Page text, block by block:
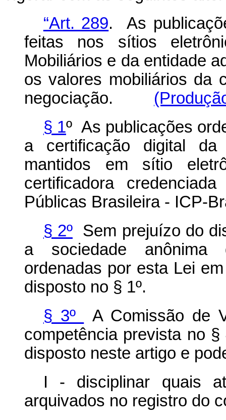
“Art. 289. As
feitas nos sítios
Mobiliários e da entidade
os valores mobiliários da
negociação.
§ 1º As publicações
a certificação digital da
mantidos em sítio
certificadora
Públicas Brasileira - ICP-
§ 2ºSem prejuízo do
a sociedade anônima
ordenadas por esta Lei
disposto no § 1º.
§ 3º
A Comissão de
competência prevista no
disposto neste artigo e
I - disciplinar quais
arquivados no registro do